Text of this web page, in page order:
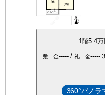
1階5.4万
敷 金----- / 礼 金-----
360°パノラ